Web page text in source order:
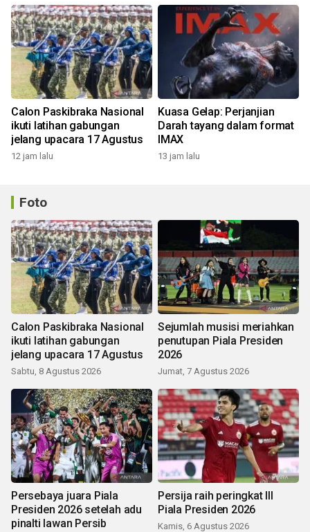
Calon Paskibraka Nasional
ikuti latihan gabungan
jelang upacara 17 Agustus
12 jam lalu
Kuasa Gelap: Perjanjian
Darah tayang dalam format
IMAX
13 jam lalu
Foto
Calon Paskibraka Nasional
ikuti latihan gabungan
jelang upacara 17 Agustus
Sabtu, 8 Agustus 2026
Sejumlah musisi meriahkan
penutupan Piala Presiden
2026
Jumat, 7 Agustus 2026
Persebaya juara Piala
Presiden 2026 setelah adu
pinalti lawan Persib
Persija raih peringkat III
Piala Presiden 2026
Kamis, 6 Agustus 2026